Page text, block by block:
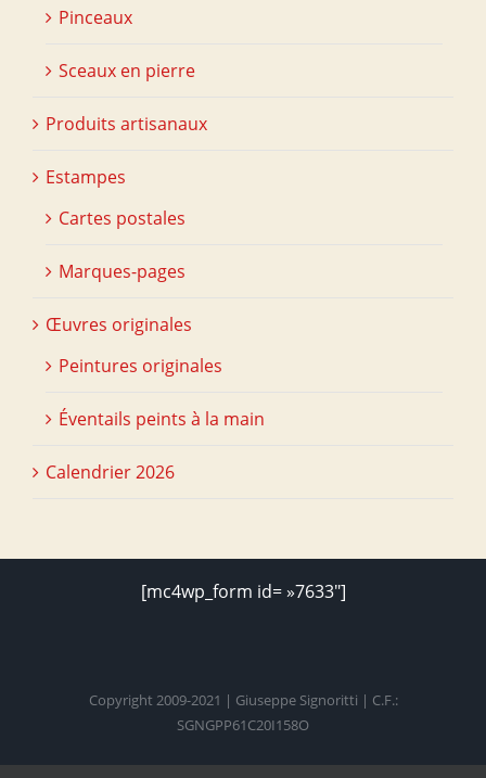
Pinceaux
Sceaux en pierre
Produits artisanaux
Estampes
Cartes postales
Marques-pages
Œuvres originales
Peintures originales
Éventails peints à la main
Calendrier 2026
[mc4wp_form id= »7633″]
Copyright 2009-2021 | Giuseppe Signoritti | C.F.:
SGNGPP61C20I158O